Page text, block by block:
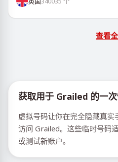
查看
获取用于 Grailed 的一次
虚拟号码让你在完全隐藏真
访问 Grailed。这些临时号码
或测试新账户。